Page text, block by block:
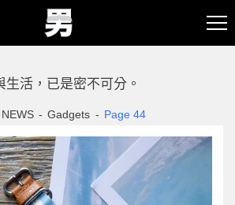
生活，已是密不可分。
Gadgets Page 44